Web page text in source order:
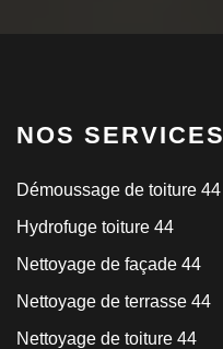
NOS SERVICES
Démoussage de toiture 44
Hydrofuge toiture 44
Nettoyage de façade 44
Nettoyage de terrasse 44
Nettoyage de toiture 44